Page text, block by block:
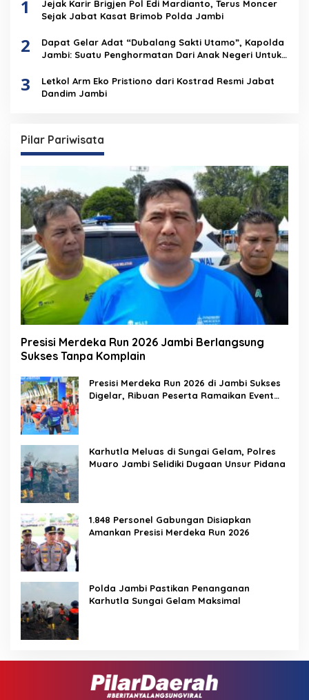
1
Jejak Karir Brigjen Pol Edi Mardianto, Terus Moncer
Sejak Jabat Kasat Brimob Polda Jambi
2
Dapat Gelar Adat “Dubalang Sakti Utamo”, Kapolda
Jambi: Suatu Penghormatan Dari Anak Negeri Untuk
3
Letkol Arm Eko Pristiono dari Kostrad Resmi Jabat
Dandim Jambi
Pilar Pariwisata
Presisi Merdeka Run 2026 Jambi Berlangsung
Sukses Tanpa Komplain
Presisi Merdeka Run 2026 di Jambi Sukses
Digelar, Ribuan Peserta Ramaikan Event
Karhutla Meluas di Sungai Gelam, Polres
Muaro Jambi Selidiki Dugaan Unsur Pidana
1.848 Personel Gabungan Disiapkan
Amankan Presisi Merdeka Run 2026
Polda Jambi Pastikan Penanganan
Karhutla Sungai Gelam Maksimal